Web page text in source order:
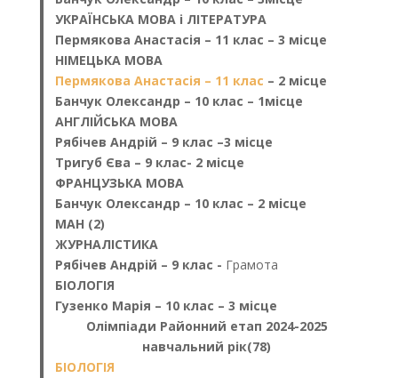
УКРАЇНСЬКА МОВА і ЛІТЕРАТУРА
Пермякова Анастасія – 11 клас – 3 місце
НІМЕЦЬКА МОВА
Пермякова Анастасія – 11 клас – 2 місце
Банчук Олександр – 10 клас – 1місце
АНГЛІЙСЬКА МОВА
Рябічев Андрій – 9 клас –3 місце
Тригуб Єва – 9 клас- 2 місце
ФРАНЦУЗЬКА МОВА
Банчук Олександр – 10 клас – 2 місце
МАН (2)
ЖУРНАЛІСТИКА
Рябічев Андрій – 9 клас - Грамота
БІОЛОГІЯ
Гузенко Марія – 10 клас – 3 місце
Олімпіади Районний етап 2024-2025
навчальний рік(78)
БІОЛОГІЯ